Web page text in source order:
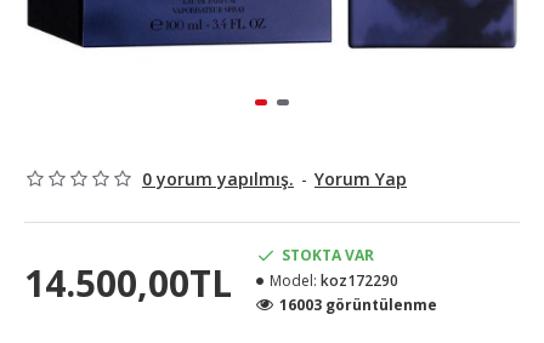
0 yorum yapılmış. - Yorum Yap
14.500,00TL
STOKTA VAR
Model: koz172290
16003 görüntülenme